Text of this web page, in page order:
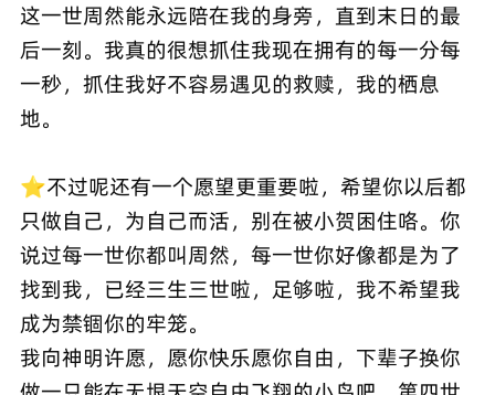
这一世周然能永远陪在我的身旁，直到末日的最
后一刻。我真的很想抓住我现在拥有的每一分每
一秒，抓住我好不容易遇见的救赎，我的栖息
地。
⭐️不过呢还有一个愿望更重要啦，希望你以后都
只做自己，为自己而活，别在被小贺困住咯。你
说过每一世你都叫周然，每一世你好像都是为了
找到我，已经三生三世啦，足够啦，我不希望我
成为禁锢你的牢笼。
我向神明许愿，愿你快乐愿你自由，下辈子换你